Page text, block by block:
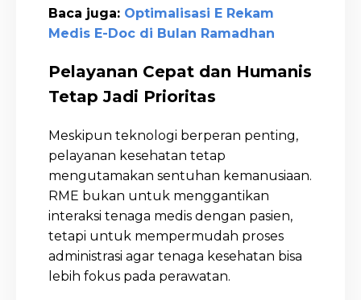
Baca juga: Optimalisasi E Rekam
Medis E-Doc di Bulan Ramadhan
Pelayanan Cepat dan Humanis
Tetap Jadi Prioritas
Meskipun teknologi berperan penting,
pelayanan kesehatan tetap
mengutamakan sentuhan kemanusiaan.
RME bukan untuk menggantikan
interaksi tenaga medis dengan pasien,
tetapi untuk mempermudah proses
administrasi agar tenaga kesehatan bisa
lebih fokus pada perawatan.